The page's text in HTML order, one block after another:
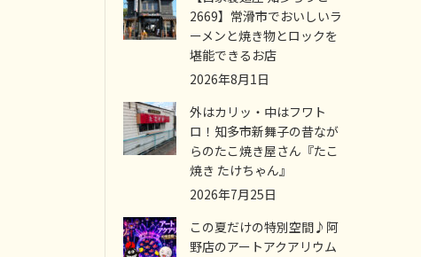
2669】常滑市でおいしいラ
ーメンと焼き物とロックを
堪能できるお店
2026年8月1日
外はカリッ・中はフワト
ロ！知多市新舞子の昔なが
らのたこ焼き屋さん『たこ
焼き たけちゃん』
2026年7月25日
この夏だけの特別空間♪阿
野店のアートアクアリウム